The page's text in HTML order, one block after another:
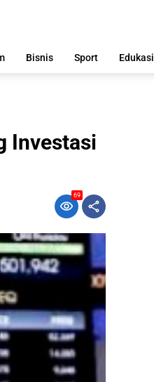
Bisnis Sport Edukasi
Investasi
69